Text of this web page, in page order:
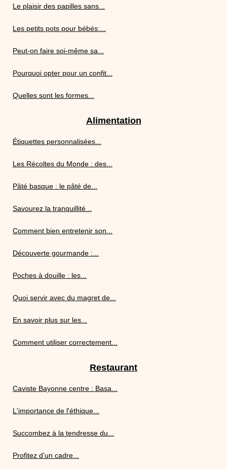
Le plaisir des papilles sans...
Les petits pots pour bébés:...
Peut-on faire soi-même sa...
Pourquoi opter pour un confit...
Quelles sont les formes...
Alimentation
Étiquettes personnalisées...
Les Récoltes du Monde : des...
Pâté basque : le pâté de...
Savourez la tranquillité...
Comment bien entretenir son...
Découverte gourmande :...
Poches à douille : les...
Quoi servir avec du magret de...
En savoir plus sur les...
Comment utiliser correctement...
Restaurant
Caviste Bayonne centre : Basa...
L'importance de l'éthique...
Succombez à la tendresse du...
Profitez d'un cadre...